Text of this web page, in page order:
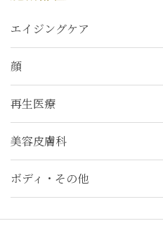
エイジングケア
顔
再生医療
美容皮膚科
ボディ・その他